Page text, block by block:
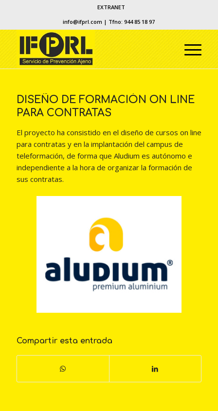
EXTRANET
info@ifprl.com | Tfno: 944 85 18 97
DISEÑO DE FORMACIÓN ON LINE
PARA CONTRATAS
El proyecto ha consistido en el diseño de cursos on line
para contratas y en la implantación del campus de
teleformación, de forma que Aludium es autónomo e
independiente a la hora de organizar la formación de
sus contratas.
Compartir esta entrada